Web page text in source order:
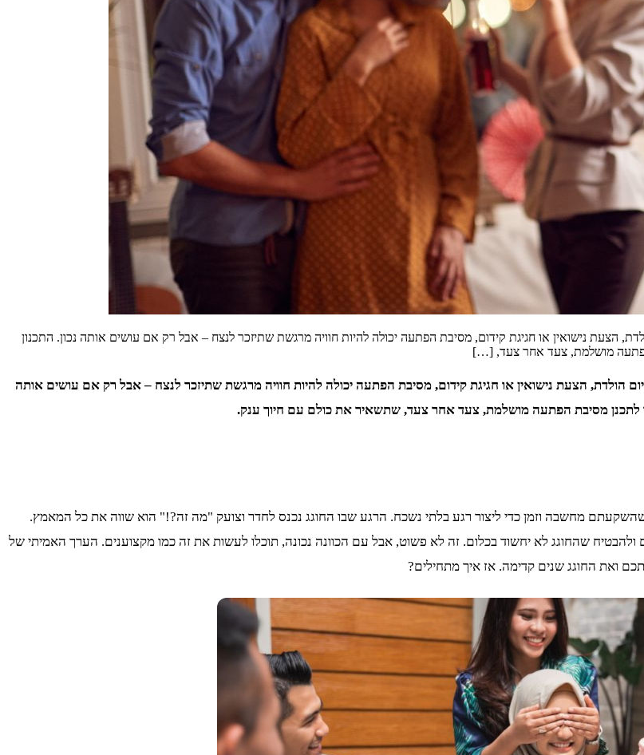
הצעת נישואין או חגיגת קידום, מסיבת הפתעה יכולה להיות חוויה מרגשת שתיזכר לנצח – אבל רק אם עושים אותה נכון. התכנון
הפתעה מושלמת, צעד אחר צעד, […]
הולדת, הצעת נישואין או חגיגת קידום, מסיבת הפתעה יכולה להיות חוויה מרגשת שתיזכר לנצח – אבל רק אם עושים אותה
לתכנן מסיבת הפתעה מושלמת, צעד אחר צעד, שתשאיר את כולם עם חיוך ענק.
מחשבה וזמן כדי ליצור רגע בלתי נשכח. הרגע שבו החוגג נכנס לחדר וצועק "מה זה?!" הוא שווה את כל המאמץ.
ולהבטיח שהחוגג לא יחשוד בכלום. זה לא פשוט, אבל עם הכוונה נכונה, תוכלו לעשות את זה כמו מקצוענים. הערך האמיתי של
ואת החוגג שנים קדימה. אז איך מתחילים?